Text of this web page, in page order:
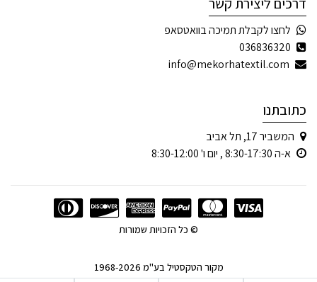
לחצו לקבלת תמיכה בוואטסאפ
036836320
info@mekorhatextil.com
כתובתנו
המשביר 17, תל אביב
א-ה 8:30-17:30 , יום ו' 8:30-12:00
מקור הטקסטיל בע"מ 1968-2026
© כל הזכויות שמורות